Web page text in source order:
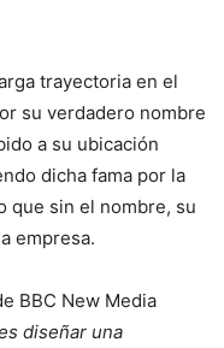
trayectoria en el
su verdadero nombre
a su ubicación
dicha fama por la
que sin el nombre, su
empresa.
BBC New Media
diseñar una